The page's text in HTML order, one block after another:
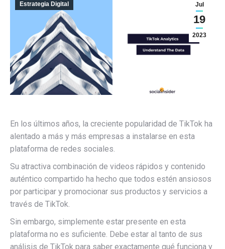
Jul
19
2023
Estrategia Digital
En los últimos años, la creciente popularidad de TikTok ha
alentado a más y más empresas a instalarse en esta
plataforma de redes sociales.
Su atractiva combinación de videos rápidos y contenido
auténtico compartido ha hecho que todos estén ansiosos
por participar y promocionar sus productos y servicios a
través de TikTok.
Sin embargo, simplemente estar presente en esta
plataforma no es suficiente. Debe estar al tanto de sus
análisis de TikTok para saber exactamente qué funciona y